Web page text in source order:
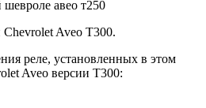
Aveo T300.
реле, установленных в этом
Aveo версии Т300: